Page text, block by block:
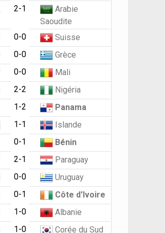
2-1
Arabie
Saoudite
0-0
Suisse
0-0
Grèce
0-0
Mali
2-2
Nigéria
1-2
Panama
1-1
Islande
0-1
Bénin
2-1
Paraguay
0-0
Uruguay
0-1
Côte d'Ivoire
1-0
Albanie
1-0 Corée du Sud